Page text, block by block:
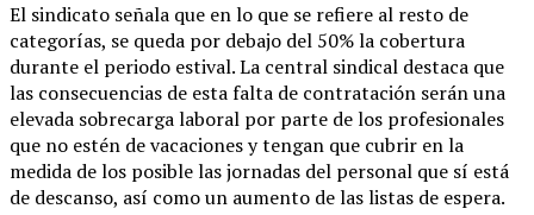
El sindicato señala que en lo que se refiere al resto de
categorías, se queda por debajo del 50% la cobertura
durante el periodo estival. La central sindical destaca que
las consecuencias de esta falta de contratación serán una
elevada sobrecarga laboral por parte de los profesionales
que no estén de vacaciones y tengan que cubrir en la
medida de los posible las jornadas del personal que sí está
de descanso, así como un aumento de las listas de espera.